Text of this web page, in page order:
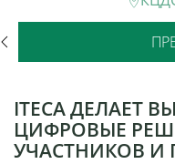
ITECA ДЕЛАЕТ
ЦИФРОВЫЕ
УЧАСТНИКОВ И